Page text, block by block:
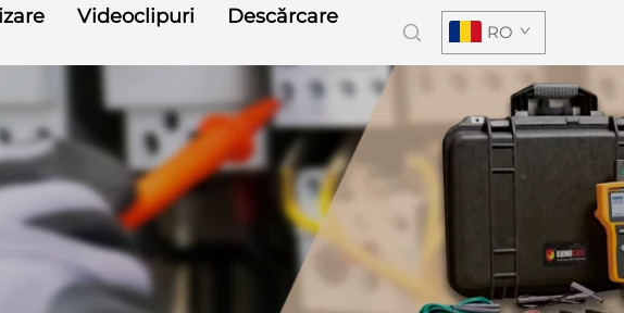
Videoclipuri Descărcare
RO